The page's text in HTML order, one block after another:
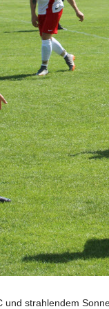
strahlendem